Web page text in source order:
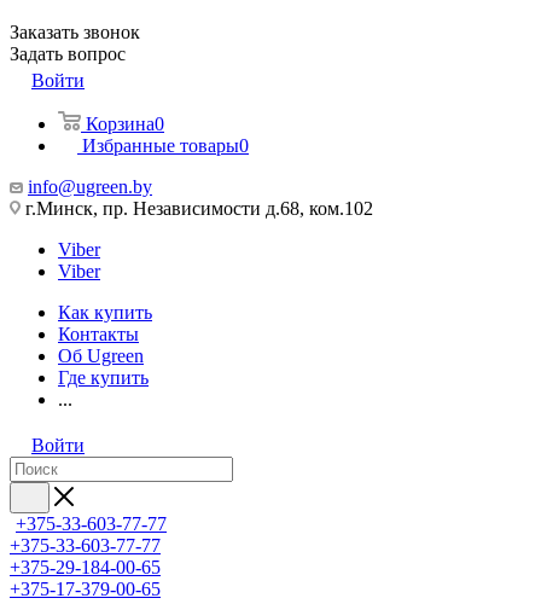
Заказать звонок
Задать вопрос
Войти
Корзина0
Избранные товары0
info@ugreen.by
г.Минск, пр. Независимости д.68, ком.102
Viber
Viber
Как купить
Контакты
Об Ugreen
Где купить
...
Войти
+375-33-603-77-77
+375-33-603-77-77
+375-29-184-00-65
+375-17-379-00-65